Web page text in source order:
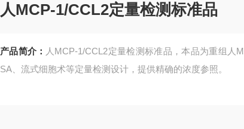
人MCP-1/CCL2定量检测标准品
产品简介： 人MCP-1/CCL2定量检测标准品，本品为重组人
SA、流式细胞术等定量检测设计，提供精确的浓度参照。